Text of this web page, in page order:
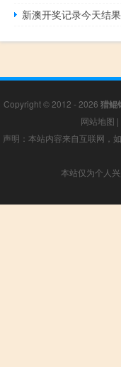
新澳开奖记录今天结
Copyright © 2012 - 2026 猎鲲
网站地图 |
声明：本站内容来自互联网，
本站仅为个人